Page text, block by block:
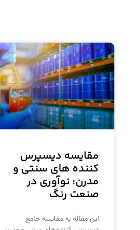
مقایسه دیسپرس
کننده‌ های سنتی و
مدرن: نوآوری در
صنعت رنگ
این مقاله به مقایسه جامع